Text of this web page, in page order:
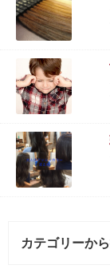
カテゴリーか